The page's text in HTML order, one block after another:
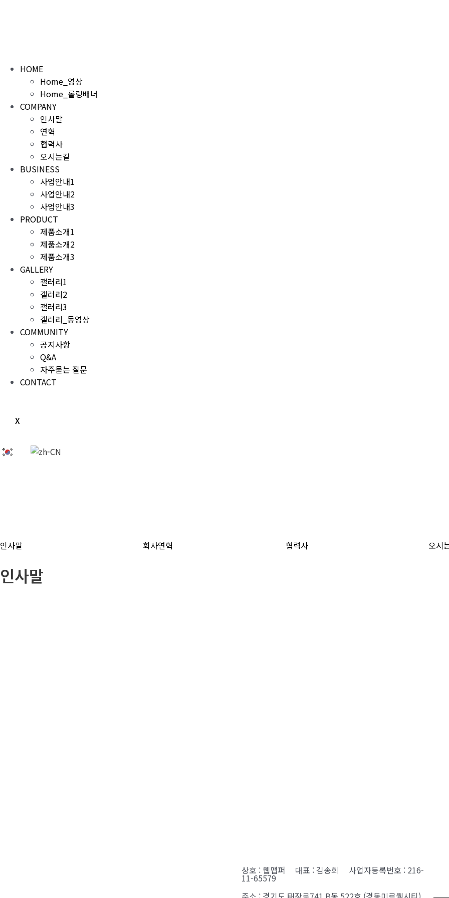
HOME
Home_영상
Home_롤링배너
COMPANY
인사말
연혁
협력사
오시는길
BUSINESS
사업안내1
사업안내2
사업안내3
PRODUCT
제품소개1
제품소개2
제품소개3
GALLERY
갤러리1
갤러리2
갤러리3
갤러리_동영상
COMMUNITY
공지사항
Q&A
자주묻는 질문
CONTACT
X
인사말 회사연혁 협력사 오시
인사말
상호 : 웹맵퍼 대표 : 김송희 사업자등록번호 : 216-
11-65579